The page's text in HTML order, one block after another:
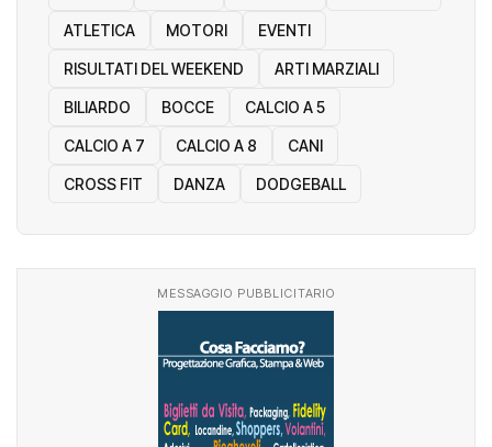
ATLETICA MOTORI EVENTI
RISULTATI DEL WEEKEND ARTI MARZIALI
BILIARDO BOCCE CALCIO A 5
CALCIO A 7 CALCIO A 8 CANI
CROSS FIT DANZA DODGEBALL
MESSAGGIO PUBBLICITARIO